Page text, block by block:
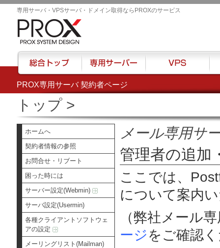
PROX専用サーバ 契約者ページ
専用サーバ・VPSサーバ・ドメイン取得ならPROXのサービス
トップ>
ホームへ
契約者情報の参照
お問合せ・リブート
困った時には
サーバー設定(Webmin)
サーバ設定(Usermin)
各種クライアントソフトウェ
アの設定
メーリングリスト(Mailman)
メール専用サ
管理者の追加
ここでは、
について案内
（弊社メール
ージをご確認
総合トップ 専用サーバー VPS ハ